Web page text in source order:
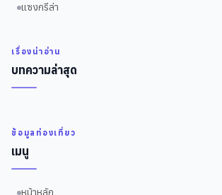
แซงกรีล่า
เรื่องน่าอ่าน
บทความล่าสุด
ข้อมูลท่องเที่ยว
เมนู
หน้าหลัก